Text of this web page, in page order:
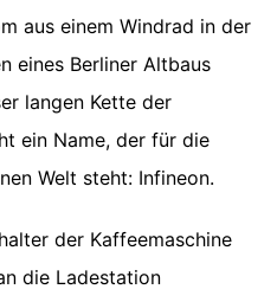
aus einem Windrad in der
eines Berliner Altbaus
langen Kette der
ein Name, der für die
Welt steht: Infineon.
der Kaffeemaschine
die Ladestation